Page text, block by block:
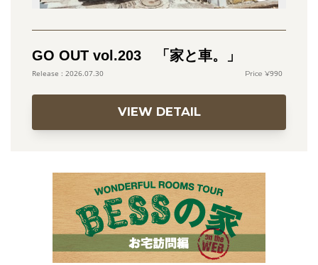
GO OUT vol.203 「家と車。」
2026.07.30 990
VIEW DETAIL